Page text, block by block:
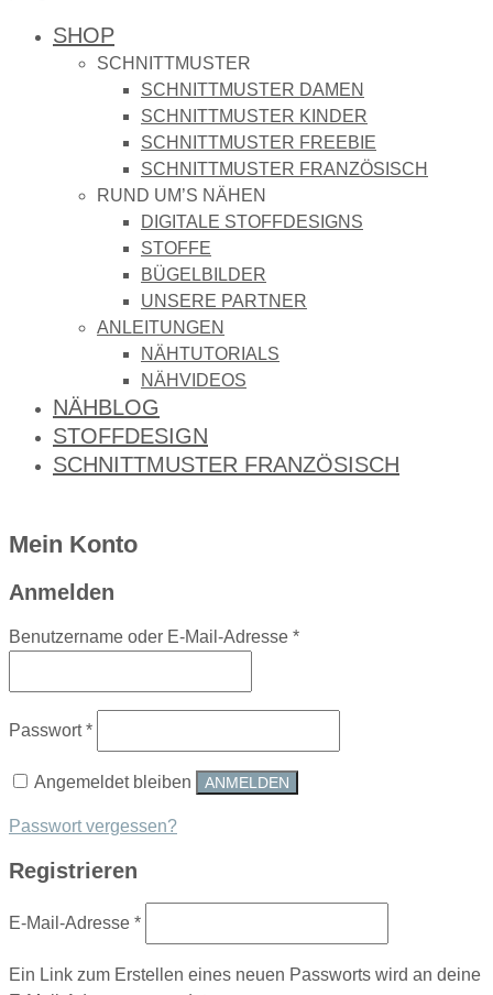
SHOP
SCHNITTMUSTER
SCHNITTMUSTER DAMEN
SCHNITTMUSTER KINDER
SCHNITTMUSTER FREEBIE
SCHNITTMUSTER FRANZÖSISCH
RUND UM’S NÄHEN
DIGITALE STOFFDESIGNS​
STOFFE
BÜGELBILDER
UNSERE PARTNER
ANLEITUNGEN
NÄHTUTORIALS
NÄHVIDEOS
NÄHBLOG
STOFFDESIGN
SCHNITTMUSTER FRANZÖSISCH
Mein Konto
Anmelden
Benutzername oder E-Mail-Adresse *Erforderlich
Passwort*Erforderlich
Angemeldet bleiben ANMELDEN
Passwort vergessen?
Registrieren
E-Mail-Adresse *Erforderlich
Ein Link zum Erstellen eines neuen Passworts wird an deine